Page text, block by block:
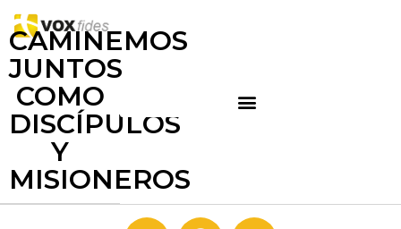
CAMINEMOS
JUNTOS
COMO
DISCÍPULOS
Y
MISIONEROS